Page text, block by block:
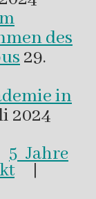
des
29.
in
2024
5 Jahre
|